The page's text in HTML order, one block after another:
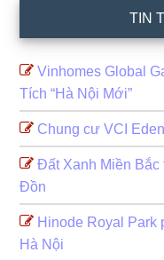
TIN
Vinhomes Global
Tích “Hà Nội Mới”
Chung cư VCI
Đất Xanh Miền Bắc
Đồn
Hinode Royal Park
Hà Nội